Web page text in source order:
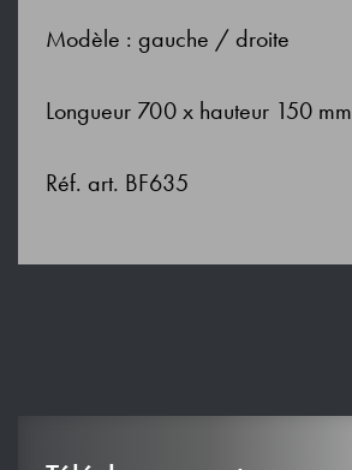
Modèle : gauche / droite
Longueur 700 x hauteur 150 mm
Réf. art. BF635